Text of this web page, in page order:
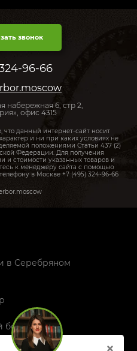
в Серебряном
бор
звонок
96-66
набережная 6, стр 2,
офис 4315
данный интернет-сайт носит
и ни при каких условиях не
положениями Статьи 437 (2)
Федерации. Для получения
стоимости указанных товаров и
к менеджеру сайта с помощью
в Москве +7 (495) 324-96-66